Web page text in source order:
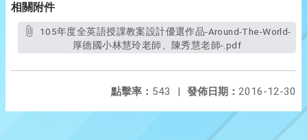
相關附件
厚德國小林慧玲老師、陳秀慧老師-.pdf
發佈日期： 2016-12-30
點擊率： 543 |